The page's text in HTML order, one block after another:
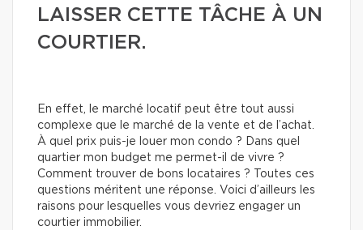
LAISSER CETTE TÂCHE À UN
COURTIER.
En effet, le marché locatif peut être tout aussi
complexe que le marché de la vente et de l’achat.
À quel prix puis-je louer mon condo ? Dans quel
quartier mon budget me permet-il de vivre ?
Comment trouver de bons locataires ? Toutes ces
questions méritent une réponse. Voici d’ailleurs les
raisons pour lesquelles vous devriez engager un
courtier immobilier.